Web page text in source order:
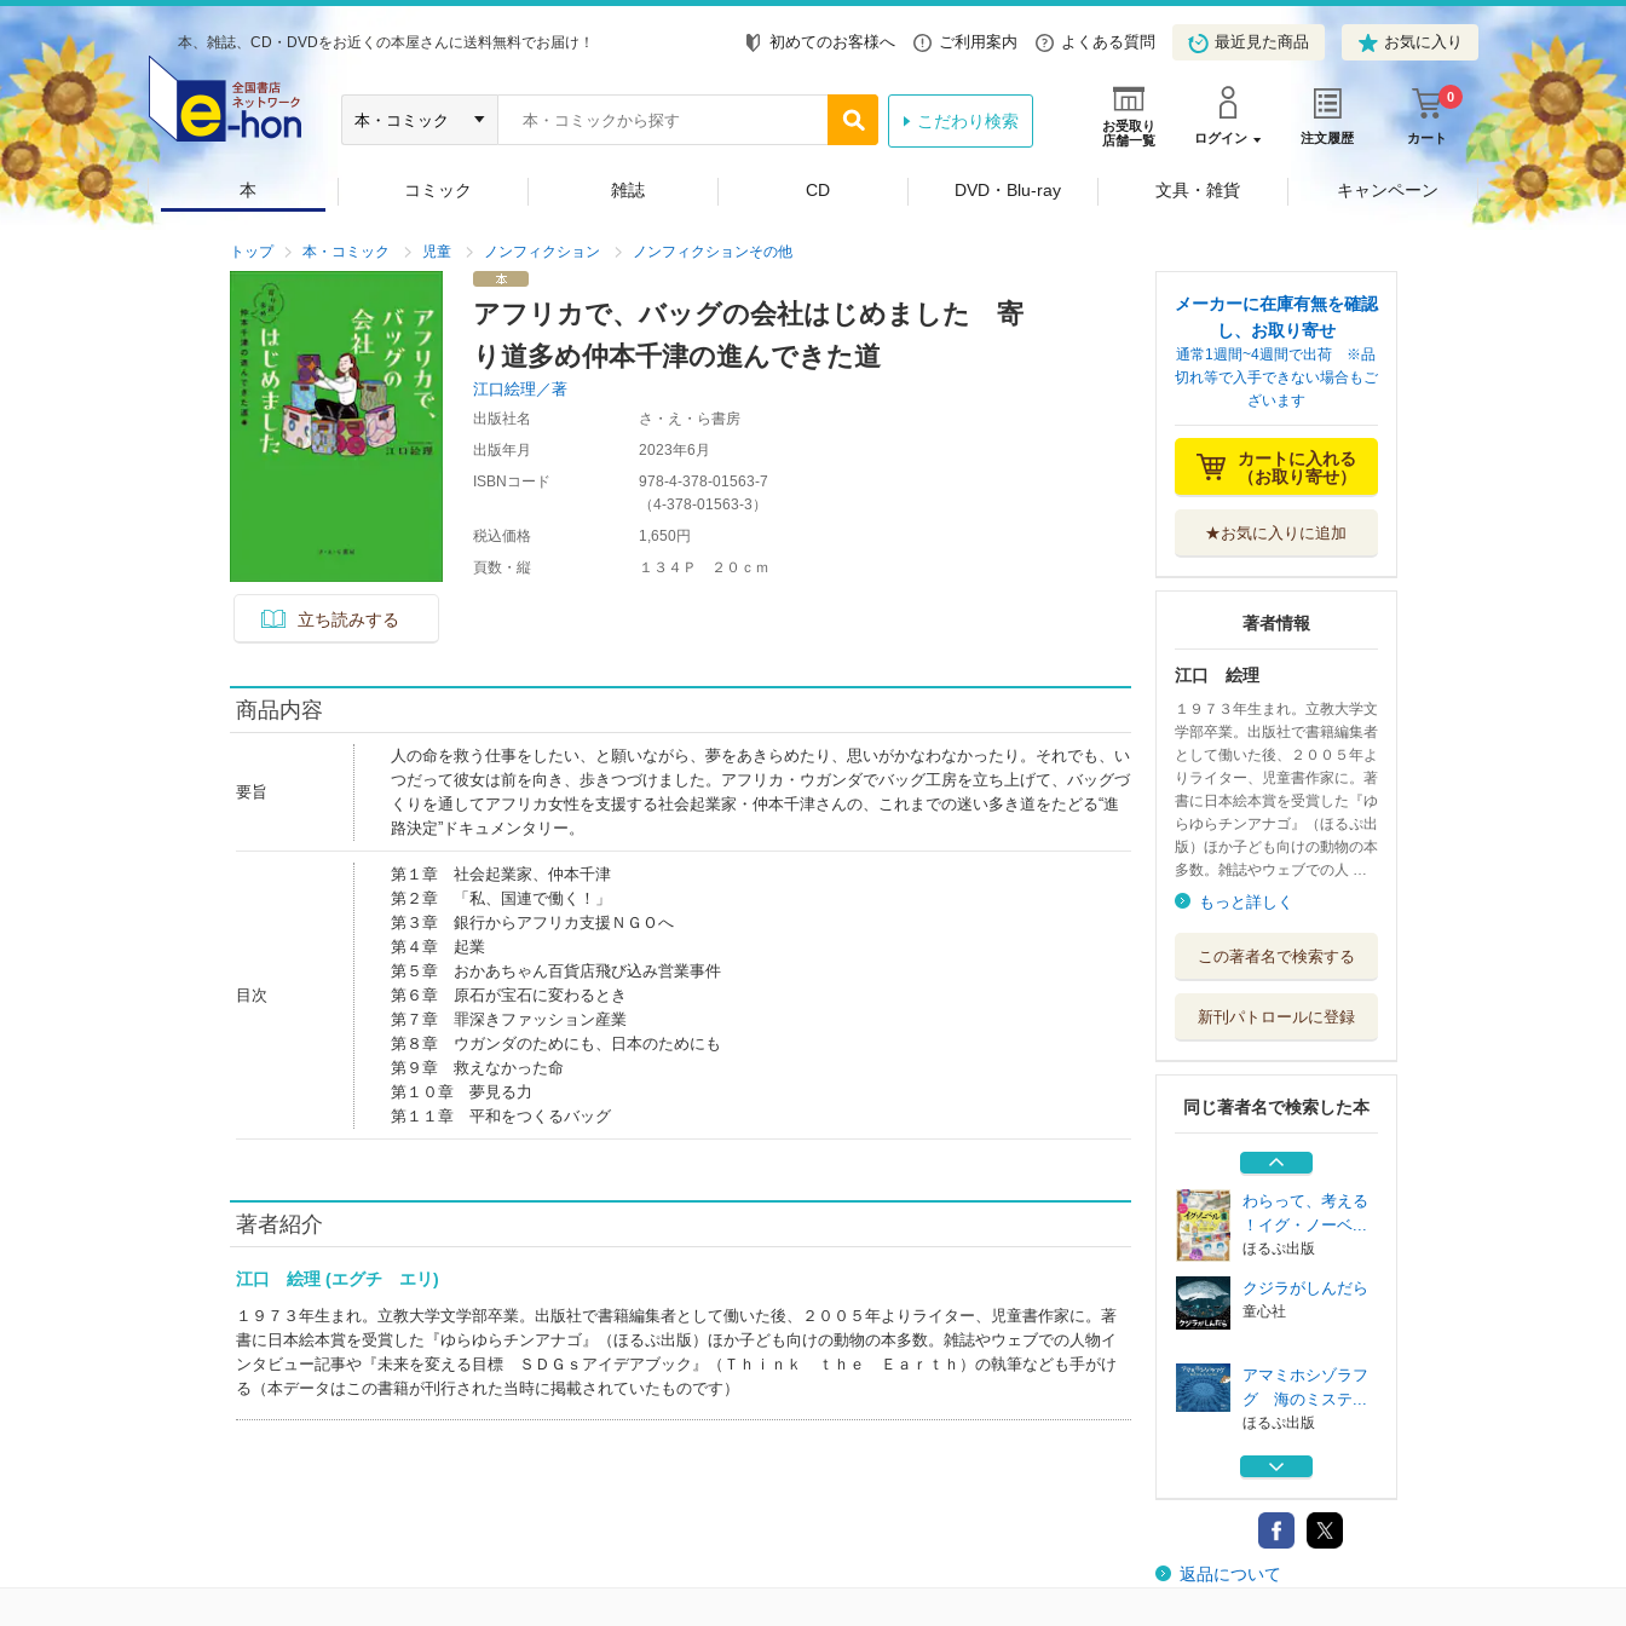
本、雑誌、CD・DVDをお近くの本屋さんに送料無料でお届け！ 初めてのお客様へ ご利用案内 よくある質問 最近見た商品 お気に入り
お受取り
店舗一覧
ログイン 注文履歴 カート
0
こだわり検索
本 コミック 雑誌 CD DVD・Blu-ray 文具・雑貨 キャンペーン
トップ 本・コミック 児童 ノンフィクション ノンフィクションその他
立ち読みする
アフリカで、バッグの会社はじめました 寄
り道多め仲本千津の進んできた道
江口絵理／著
出版社名
さ・え・ら書房
出版年月
2023年6月
ISBNコード
978-4-378-01563-7
（4-378-01563-3 ）
税込価格
1,650円
頁数・縦
１３４Ｐ ２０ｃｍ
商品内容
要旨
人の命を救う仕事をしたい、と願いながら、夢をあきらめたり、思いがかなわなかったり。それでも、い
つだって彼女は前を向き、歩きつづけました。アフリカ・ウガンダでバッグ工房を立ち上げて、バッグづ
くりを通してアフリカ女性を支援する社会起業家・仲本千津さんの、これまでの迷い多き道をたどる“進
路決定”ドキュメンタリー。
目次
第１章 社会起業家、仲本千津
第２章 「私、国連で働く！」
第３章 銀行からアフリカ支援ＮＧＯへ
第４章 起業
第５章 おかあちゃん百貨店飛び込み営業事件
第６章 原石が宝石に変わるとき
第７章 罪深きファッション産業
第８章 ウガンダのためにも、日本のためにも
第９章 救えなかった命
第１０章 夢見る力
第１１章 平和をつくるバッグ
著者紹介
江口 絵理 (エグチ エリ)
１９７３年生まれ。立教大学文学部卒業。出版社で書籍編集者として働いた後、２００５年よりライター、児童書作家に。著
書に日本絵本賞を受賞した『ゆらゆらチンアナゴ』（ほるぷ出版）ほか子ども向けの動物の本多数。雑誌やウェブでの人物イ
ンタビュー記事や『未来を変える目標 ＳＤＧｓアイデアブック』（Ｔｈｉｎｋ ｔｈｅ Ｅａｒｔｈ）の執筆なども手がけ
る（本データはこの書籍が刊行された当時に掲載されていたものです）
メーカーに在庫有無を確認
し、お取り寄せ
通常1週間~4週間で出荷 ※品
切れ等で入手できない場合もご
ざいます
カートに入れる
（お取り寄せ）
★お気に入りに追加
著者情報
江口 絵理
１９７３年生まれ。立教大学文
学部卒業。出版社で書籍編集者
として働いた後、２００５年よ
りライター、児童書作家に。著
書に日本絵本賞を受賞した『ゆ
らゆらチンアナゴ』（ほるぷ出
版）ほか子ども向けの動物の本
多数。雑誌やウェブでの人 …
もっと詳しく
この著者名で検索する
新刊パトロールに登録
同じ著者名で検索した本
グ 海のミステ...
ゆらゆらチンアナ
ほるぷ出版
ミーアキャットの
家族
そうえん社
わらって、考える
！イグ・ノーベ...
ほるぷ出版
クジラがしんだら
童心社
アマミホシゾラフ
グ 海のミステ...
ほるぷ出版
ゆらゆらチンアナ
ほるぷ出版
ミーアキャットの
家族
返品について